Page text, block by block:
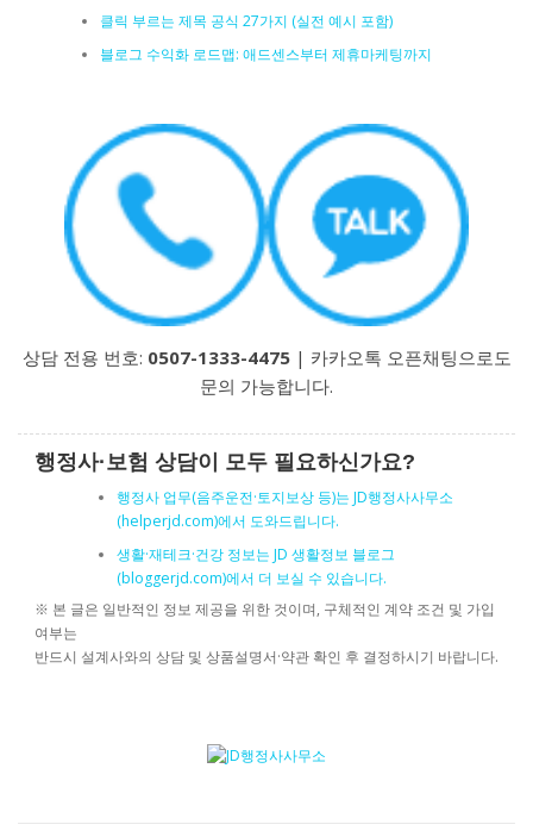
클릭 부르는 제목 공식 27가지 (실전 예시 포함)
블로그 수익화 로드맵: 애드센스부터 제휴마케팅까지
상담 전용 번호: 0507-1333-4475| 카카오톡 오픈채팅으로도
문의 가능합니다.
행정사·보험 상담이 모두 필요하신가요?
행정사 업무(음주운전·토지보상 등)는 JD행정사사무소
(helperjd.com)에서 도와드립니다.
생활·재테크·건강 정보는 JD 생활정보 블로그
(bloggerjd.com)에서 더 보실 수 있습니다.
※ 본 글은 일반적인 정보 제공을 위한 것이며, 구체적인 계약 조건 및 가입
여부는
반드시 설계사와의 상담 및 상품설명서·약관 확인 후 결정하시기 바랍니다.